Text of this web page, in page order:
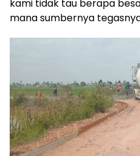
kami tidak tau berapa
mana sumbernya